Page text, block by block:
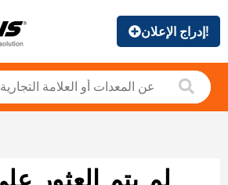
إدراج الإعلان!